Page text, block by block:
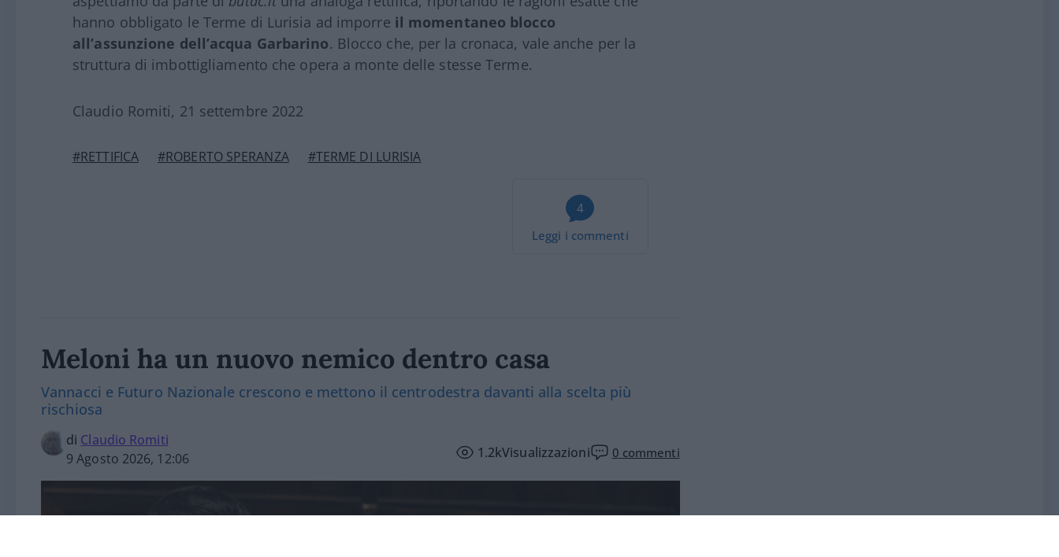
hanno obbligato le Terme di Lurisia ad imporre il momentaneo blocco
all’assunzione dell’acqua Garbarino. Blocco che, per la cronaca, vale anche per la
struttura di imbottigliamento che opera a monte delle stesse Terme.
Claudio Romiti, 21 settembre 2022
#RETTIFICA #ROBERTO SPERANZA #TERME DI LURISIA
4
Leggi i commenti
Meloni ha un nuovo nemico dentro casa
Vannacci e Futuro Nazionale crescono e mettono il centrodestra davanti alla scelta più
rischiosa
di Claudio Romiti
9 Agosto 2026, 12:06
1.2kVisualizzazioni 0 commenti